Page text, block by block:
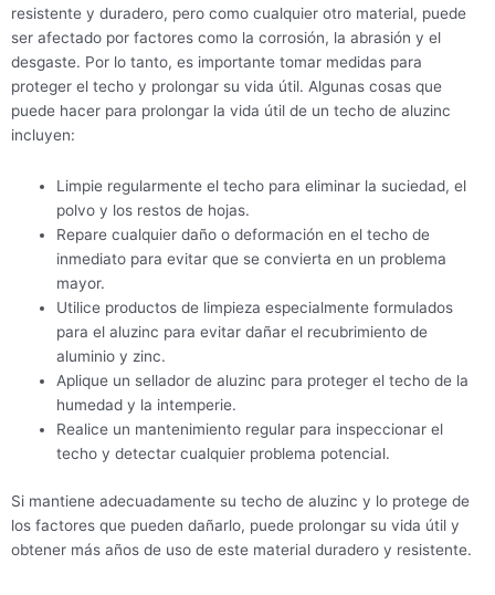
resistente y duradero, pero como cualquier otro material, puede
ser afectado por factores como la corrosión, la abrasión y el
desgaste. Por lo tanto, es importante tomar medidas para
proteger el techo y prolongar su vida útil. Algunas cosas que
puede hacer para prolongar la vida útil de un techo de aluzinc
incluyen:
Limpie regularmente el techo para eliminar la suciedad, el
polvo y los restos de hojas.
Repare cualquier daño o deformación en el techo de
inmediato para evitar que se convierta en un problema
mayor.
Utilice productos de limpieza especialmente formulados
para el aluzinc para evitar dañar el recubrimiento de
aluminio y zinc.
Aplique un sellador de aluzinc para proteger el techo de la
humedad y la intemperie.
Realice un mantenimiento regular para inspeccionar el
techo y detectar cualquier problema potencial.
Si mantiene adecuadamente su techo de aluzinc y lo protege de
los factores que pueden dañarlo, puede prolongar su vida útil y
obtener más años de uso de este material duradero y resistente.